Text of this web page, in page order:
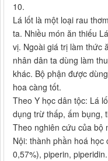
10.
Lá lốt là một loại rau
ta. Nhiều món ăn thiếu
vị. Ngoài giá trị làm thức
nhân dân ta dùng làm
khác. Bộ phận được
hoa càng tốt.
Theo Y học dân tộc: Lá
dụng trừ thấp, ấm bụng,
Theo nghiên cứu của bộ
Nội: thành phần hoá
0,57%), piperin,